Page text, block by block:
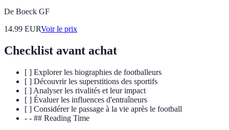
De Boeck GF
14.99 EURVoir le prix
Checklist avant achat
[ ] Explorer les biographies de footballeurs
[ ] Découvrir les superstitions des sportifs
[ ] Analyser les rivalités et leur impact
[ ] Évaluer les influences d'entraîneurs
[ ] Considérer le passage à la vie après le football
- - ## Reading Time